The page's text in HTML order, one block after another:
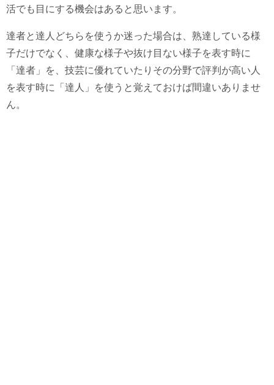
活でも目にする機会はあると思います。
達者と達人どちらを使うか迷った場合は、熟達している様
子だけでなく、健康な様子や抜け目ない様子を表す時に
「達者」を、技芸に優れていたりその分野で評判が高い人
を表す時に「達人」を使うと覚えておけば間違いありませ
ん。